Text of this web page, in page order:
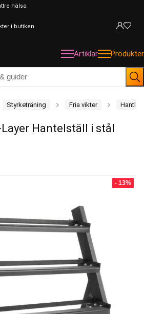
hälsa
i butiken
Artiklar Produkter
Styrketräning Fria vikter Hantlar
Hantelställ i stål
- 13%